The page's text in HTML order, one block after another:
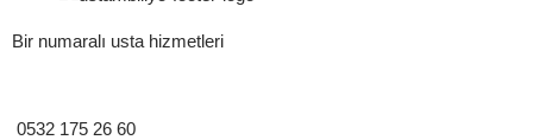
Bir numaralı usta hizmetleri
0532 175 26 60